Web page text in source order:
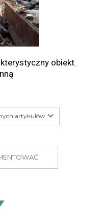
obiekt.
artykułów